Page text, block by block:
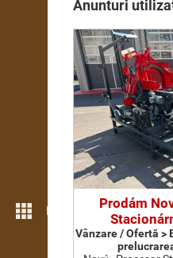
Mai multe opțiuni
Anunturi
Prodám
Vânzare / Ofertă >